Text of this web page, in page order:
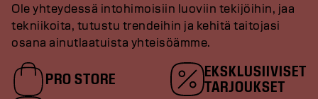
Ole yhteydessä intohimoisiin luoviin tekijöihin, jaa
tekniikoita, tutustu trendeihin ja kehitä taitojasi
osana ainutlaatuista yhteisöämme.
PRO STORE
EKSKLUSIIVISET
TARJOUKSET